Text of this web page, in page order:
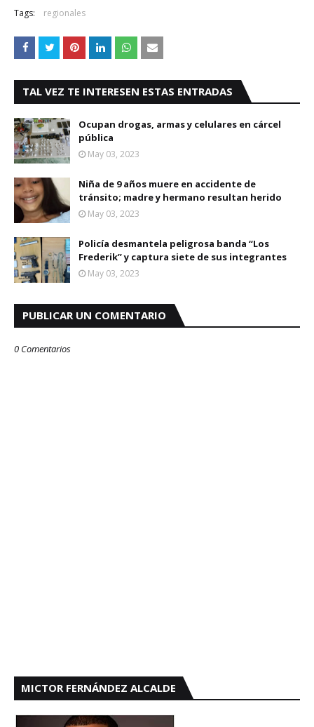
Tags: regionales
TAL VEZ TE INTERESEN ESTAS ENTRADAS
Ocupan drogas, armas y celulares en cárcel
pública
May 03, 2023
Niña de 9 años muere en accidente de
tránsito; madre y hermano resultan herido
May 03, 2023
Policía desmantela peligrosa banda “Los
Frederik” y captura siete de sus integrantes
May 03, 2023
PUBLICAR UN COMENTARIO
0 Comentarios
MICTOR FERNÁNDEZ ALCALDE